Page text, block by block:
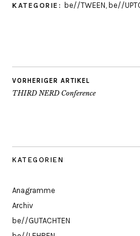
KATEGORIE: be//TWEEN, be//
VORHERIGER ARTIKEL
THIRD NERD Conference
KATEGORIEN
Anagramme
Archiv
be//GUTACHTEN